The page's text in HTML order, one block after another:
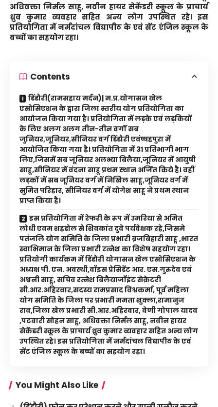
अधिवक्ता निर्मल साहू, नवीन हायर सेकेंडरी स्कूल के प्राचार्य
ध्रुव कुमार व्यवहार सहित अन्य लोग उपस्थित रहे। इस
प्रतियोगिता में नर्मदांचल विद्यापीठ के एवं सेंट एंजिल स्कूल के
बच्चों का सहयोग रहा।
Contents
डिंडौरी(रामसहाय मर्दन)| म.प्र.योगासन खेल
एसोसिएशन के द्वारा जिला स्तरीय योग प्रतियोगिता का
आयोजन किया गया है। प्रतियोगिता में लड़के एवं लड़कियों
के लिए अलग अलग तीन-तीन वर्गों सब
जुनियर,जूनियर,सीनियर वर्ग डिंडौरी एवंष्षहपुरा में
आयोजित किया गया है। प्रतियोगिता में 31 प्रतिभागी भाग
लिए,जिसमें सब जूनियर अलभ्या बिलैया,जूनियर में आयुषी
साहू,सीनियर में वंदना साहू प्रथम स्थान अर्जित किये है। वहीं
लड़कों में सब जूनियर वर्ग में निखिल साहू,जूनियर वर्ग में
सुमित परिहार, सीनियर वर्ग में योगेश साहू ने प्रथम स्थान
प्राप्त किया है।
इस प्रतियोगिता में रेफरी के रूप में उमरिया से अमित
लोधी एवम शहडोल से शिवकांत दुवे पर्यवेक्षक रहे,जिसमे
पतंजलि योग समिति के जिला प्रभारी ब्रजबिहारी साहू ,भारत
स्वाभिमान के जिला प्रभारी रत्नेश का विशेष सहयोग रहा।
प्रतियोगी कार्यक्रम में डिंडौरी योगासन खेल एसोसिएशन के
अध्यक्ष पी. एन. अवस्थी,वॉइस प्रेसिडेंट आर. एस.गुरुदेव एवं
अश्वनी साहू, सचिव रत्नेश बिलैयाजॉइंट सेक्रेटरी
सी.आर.अहिरवार,सदस्य रामप्रसाद विश्वकर्मा, पूर्व महिला
योग समिति के जिला पर प्रभारी ममता शुक्ला,रामानुज
राव,जिला खेल प्रभारी सी.आर.अहिरवार, वेणी गोपाल यादव
,पटवारी सोहन साहू, अधिवक्ता निर्मल साहू, नवीन हायर
सेकेंडरी स्कूल के प्राचार्य ध्रुव कुमार व्यवहार सहित अन्य लोग
उपस्थित रहे। इस प्रतियोगिता में नर्मदांचल विद्यापीठ के एवं
सेंट एंजिल स्कूल के बच्चों का सहयोग रहा।
You Might Also Like